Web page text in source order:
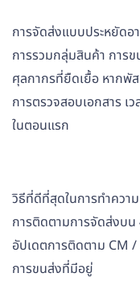
การจัดส่งแบบประหยัดอ
การรวมกลุ่มสินค้า การ
ศุลกากรที่ยืดเยื้อ หากพั
การตรวจสอบเอกสาร เ
ในตอนแรก
วิธีที่ดีที่สุดในการทำควา
การติดตามการจัดส่งบ
อัปเดตการติดตาม CM
การขนส่งที่มีอยู่